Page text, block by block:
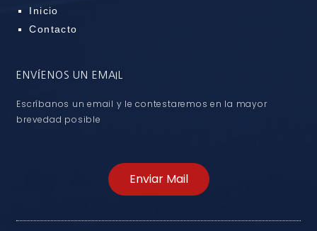
Inicio
Contacto
ENVÍENOS UN EMAIL
Escríbanos un email y le contestaremos en la mayor
brevedad posible
Enviar Mail